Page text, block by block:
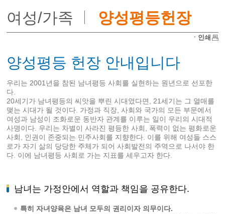
여성/가족 양성평등헌장
ㆍ인쇄
양성평등 헌장 안내입니다
우리는 2001년을 참된 남녀평등 사회를 실현하는 원년으로 선포한
다.
20세기가 남녀평등의 씨앗을 뿌린 시대였다면, 21세기는 그 열매를
맺는 시대가 될 것이다. 가정과 직장, 사회와 국가의 모든 부문에서
여성과 남성이 조화로운 동반자 관계를 이루는 일이 우리의 시대적
사명이다. 우리는 차별이 사라진 평등한 사회, 폭력이 없는 평화로운
사회, 인권이 존중되는 민주사회를 지향한다. 이를 위해 여성들 스스
로가 자기 삶의 당당한 주체가 되어 사회발전의 주역으로 나서야 한
다. 이에 남녀평등 사회로 가는 지표를 세우고자 한다.
남녀는 가정안에서 역할과 책임을 공유한다.
특히 자녀양육은 남녀 모두의 권리이자 의무이다.